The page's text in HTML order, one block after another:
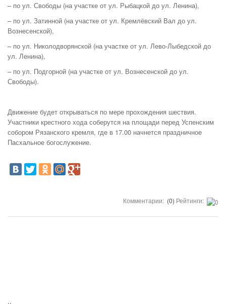
– по ул. Свободы (на участке от ул. Рыбацкой до ул. Ленина),
– по ул. Затинной (на участке от ул. Кремлёвский Вал до ул.
Вознесенской),
– по ул. Николодворянской (на участке от ул. Лево-Лыбедской до
ул. Ленина),
– по ул. Подгорной (на участке от ул. Вознесенской до ул.
Свободы).
Движение будет открываться по мере прохождения шествия.
Участники крестного хода соберутся на площади перед Успенским
собором Рязанского кремля, где в 17.00 начнется праздничное
Пасхальное богослужение.
Комментарии: (0) Рейтинги: